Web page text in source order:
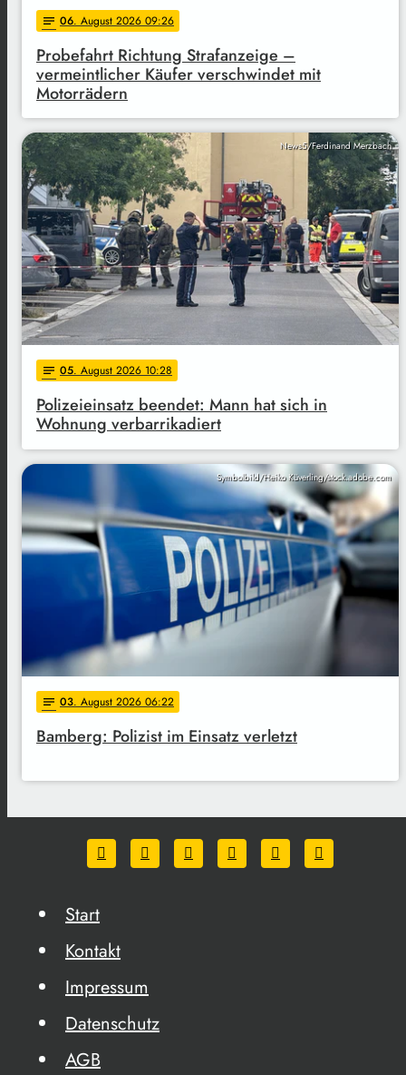
notes 06. August 2026 09:26
Probefahrt Richtung Strafanzeige –
vermeintlicher Käufer verschwindet mit
Motorrädern
News5/Ferdinand Merzbach
notes 05. August 2026 10:28
Polizeieinsatz beendet: Mann hat sich in
Wohnung verbarrikadiert
Symbolbild/Heiko Küverling/stock.adobe.com
notes 03. August 2026 06:22
Bamberg: Polizist im Einsatz verletzt
Start
Kontakt
Impressum
Datenschutz
AGB